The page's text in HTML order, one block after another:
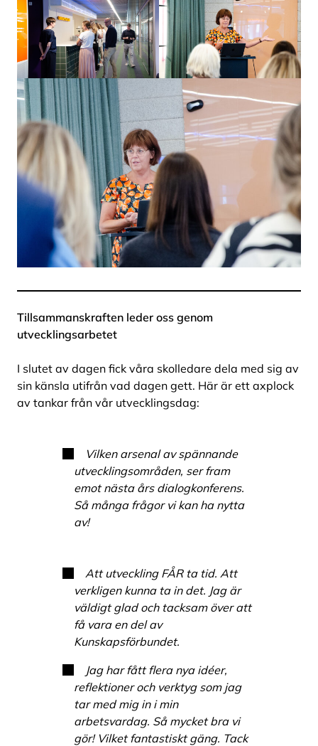
Tillsammanskraften leder oss genom
utvecklingsarbetet
I slutet av dagen fick våra skolledare dela med sig av
sin känsla utifrån vad dagen gett. Här är ett axplock
av tankar från vår utvecklingsdag:
Vilken arsenal av spännande
utvecklingsområden, ser fram
emot nästa års dialogkonferens.
Så många frågor vi kan ha nytta
av!
Att utveckling FÅR ta tid. Att
verkligen kunna ta in det. Jag är
väldigt glad och tacksam över att
få vara en del av
Kunskapsförbundet.
Jag har fått flera nya idéer,
reflektioner och verktyg som jag
tar med mig in i min
arbetsvardag. Så mycket bra vi
gör! Vilket fantastiskt gäng. Tack